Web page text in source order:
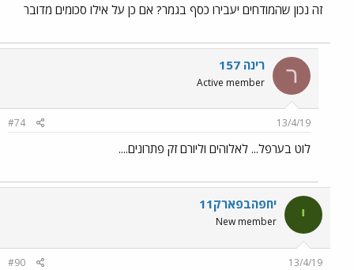
זה נכון שהמודחים יעבירו כסף בגמר? אם כן על אילו סכומים מדובר
ר רינה 157
Active member
13/4/19
#74
לוט בערפל... לאלוהים וליורם זק פתרונים....
י יחפהבפארק11
New member
13/4/19
#90